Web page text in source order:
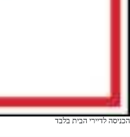
הכניסה לדיירי הבית בלבד